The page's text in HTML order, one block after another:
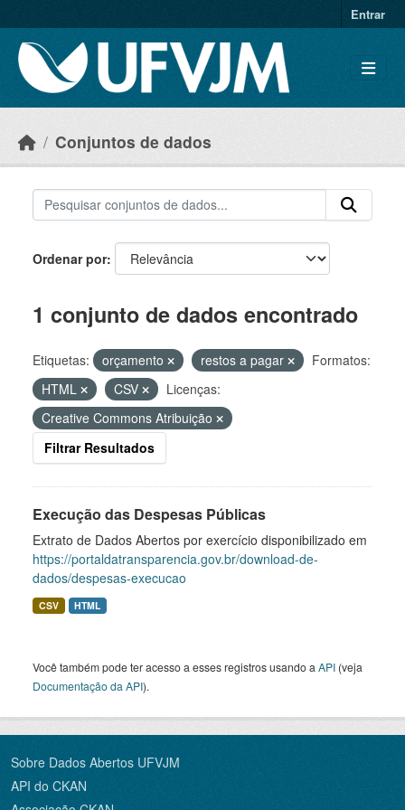
Entrar
Conjuntos de dados
Ordenar por
1 conjunto de dados encontrado
Etiquetas: orçamento restos a pagar
Formatos:
HTML
CSV
Licenças:
Creative Commons Atribuição
Filtrar Resultados
Execução das Despesas Públicas
Extrato de Dados Abertos por exercício disponibilizado em
https://portaldatransparencia.gov.br/download-de-
dados/despesas-execucao
CSV HTML
Você também pode ter acesso a esses registros usando a API (veja
Documentação da API).
Sobre Dados Abertos UFVJM
API do CKAN